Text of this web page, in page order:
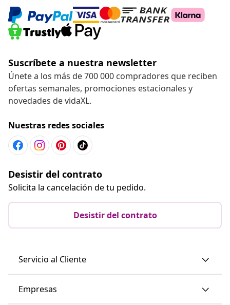
Suscríbete a nuestra newsletter
Únete a los más de 700 000 compradores que reciben
ofertas semanales, promociones estacionales y
novedades de vidaXL.
Nuestras redes sociales
Desistir del contrato
Solicita la cancelación de tu pedido.
Desistir del contrato
Servicio al Cliente
Empresas